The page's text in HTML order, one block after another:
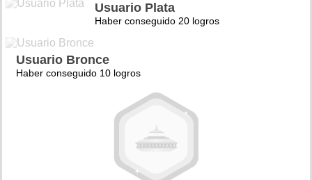
Usuario Plata
Haber conseguido 20 logros
Usuario Bronce
Haber conseguido 10 logros